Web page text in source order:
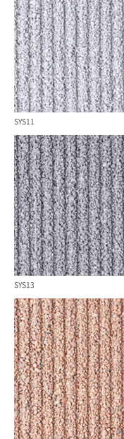
SYS11
SYS13